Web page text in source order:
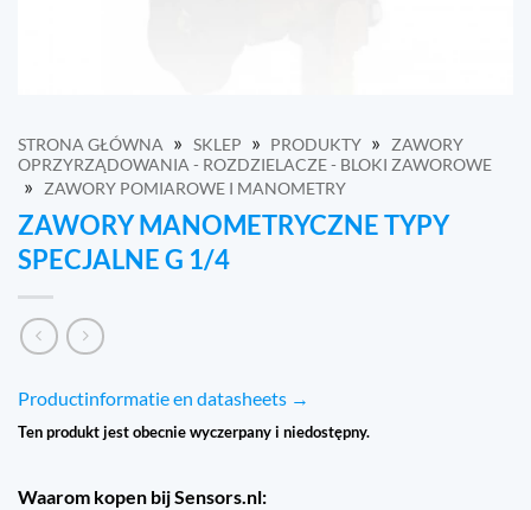
STRONA GŁÓWNA » SKLEP » PRODUKTY »
ZAWORY
OPRZYRZĄDOWANIA - ROZDZIELACZE - BLOKI ZAWOROWE
» ZAWORY POMIAROWE I MANOMETRY
ZAWORY MANOMETRYCZNE TYPY
SPECJALNE G 1/4
Productinformatie en datasheets →
Ten produkt jest obecnie wyczerpany i niedostępny.
Waarom kopen bij Sensors.nl: